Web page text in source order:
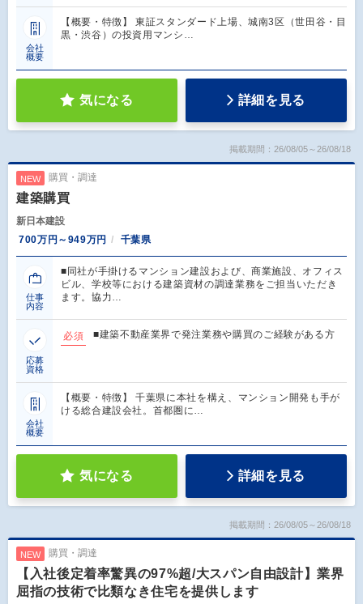
会社
概要
【概要・特徴】 東証スタンダード上場、城南3区（世田谷・目
黒・渋谷）の投資用マンシ…
気になる 詳細を見る
掲載期間：26/08/05～26/08/18
NEW 購買・調達
建築購買
新日本建設
700万円～949万円
千葉県
仕事
内容
■同社が手掛けるマンション建設および、商業施設、オフィス
ビル、学校等における建築資材の調達業務をご担当いただき
ます。協力…
応募
資格
必須 ■建築不動産業界で発注業務や購買のご経験がある方
会社
概要
【概要・特徴】 千葉県に本社を構え、マンション開発も手が
ける総合建設会社。首都圏に…
気になる 詳細を見る
掲載期間：26/08/05～26/08/18
NEW 購買・調達
【入社後定着率驚異の97%超/大スパン自由設計】業界
屈指の技術で比類なき住宅を提供します